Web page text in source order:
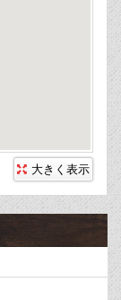
大きく表示